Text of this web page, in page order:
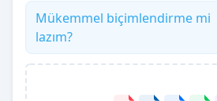
Mükemmel biçimlendirme mi
lazım?